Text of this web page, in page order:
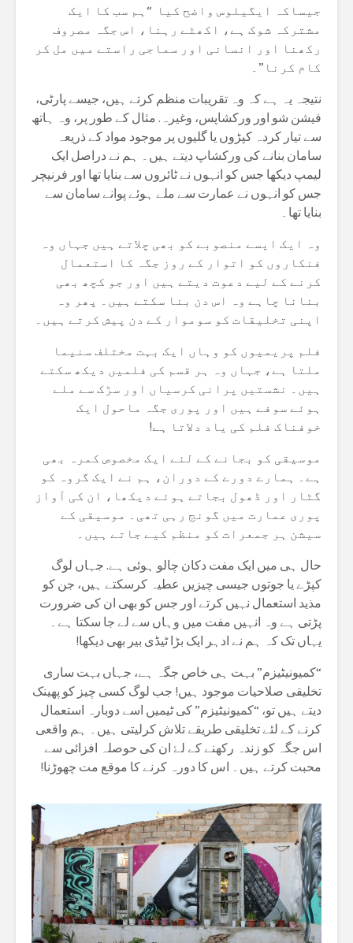
جیساکہ ایگیلوس واضح کیا “ہم سب کا ایک
مشترکہ شوک ہے، اکھٹے رہنا، اس جگہ مصروف
رکھنا اور انسانی اور سماجی راستے میں مل کر
کام کرنا”۔
نتیجہ یہ ہے کہ وہ تقریبات منظم کرتے ہیں، جیسے پارٹی،
فیشن شو اور ورکشاپس، وغیرہ. مثال کے طور پر، وہ ہاتھ
سے تیار کردہ کپڑوں یا گلیوں پر موجود مواد کے ذریعہ
سامان بنانے کی ورکشاپ دیتے ہیں۔ ہم نے دراصل ایک
لیمپ دیکھا جس کو انہوں نے ٹائروں سے بنایا تھا اور فرنیچر
جس کو انہوں نے عمارت سے ملے ہوئے پوانے سامان سے
بنایا تھا۔
وہ ایک ایسے منصوبے کو بھی چلاتے ہیں جہاں وہ
فنکاروں کو اتوار کے روز جگہ کا استعمال
کرنے کے لیے دعوت دیتے ہیں اور جو کچھ بھی
بنانا چاہے وہ اس دن بنا سکتے ہیں۔ پھر وہ
اپنی تخلیقات کو سوموار کے دن پیش کرتے ہیں۔
فلم پریمیوں کو وہاں ایک بہت مختلف سنیما
ملتا ہے، جہاں وہ ہر قسم کی فلمیں دیکھ سکتے
ہیں۔ نشستیں پرانی کرسیاں اور سڑک سے ملے
ہوئے سوفے ہیں اور پوری جگہ ماحول ایک
خوفناک فلم کی یاد دلاتا ہے!
موسیقی کو بجانے کے لئے ایک مخصوص کمرہ بھی
ہے۔ ہمارے دورے کے دوران، ہم نے ایک گروہ کو
گٹار اور ڈھول بجاتے ہوئے دیکھا، ان کی آواز
پوری عمارت میں گونج رہی تھی۔ موسیقی کے
سیشن ہر جمعرات کو منظم کیے جاتے ہیں۔
حال ہی میں ایک مفت دکان چالو ہوئی ہے. جہاں لوگ
کپڑے یا جوتوں جیسی چیزیں عطیہ کرسکتے ہیں، جن کو
مذید استعمال نہیں کرتے اور جس کو بھی ان کی ضرورت
پڑتی ہے وہ انہیں مفت میں وہاں سے لے جا سکتا ہے۔
یہاں تک کہ ہم نے ادہر ایک بڑا ٹیڈی بیر بھی دیکھا!
“کمیونیٹیزم” بہت ہی خاص جگہ ہے، جہاں بہت ساری
تخلیقی صلاحیات موجود ہیں! جب لوگ کسی چیز کو پھینک
دیتے ہیں تو، “کمیونیٹیزم” کی ٹیمیں اسے دوبارہ استعمال
کرنے کے لئے تخلیقی طریقے تلاش کرلیتی ہیں۔ ہم واقعی
اس جگہ کو زندہ رکھنے کے لۓ ان کی حوصلہ افزائی سے
محبت کرتے ہیں۔ اس کا دورہ کرنے کا موقع مت چھوڑنا!